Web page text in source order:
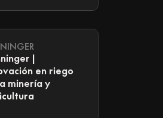
|
en riego
minería y